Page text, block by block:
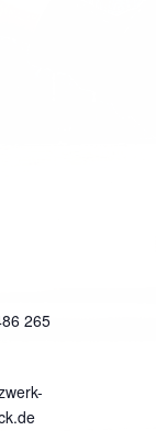
265